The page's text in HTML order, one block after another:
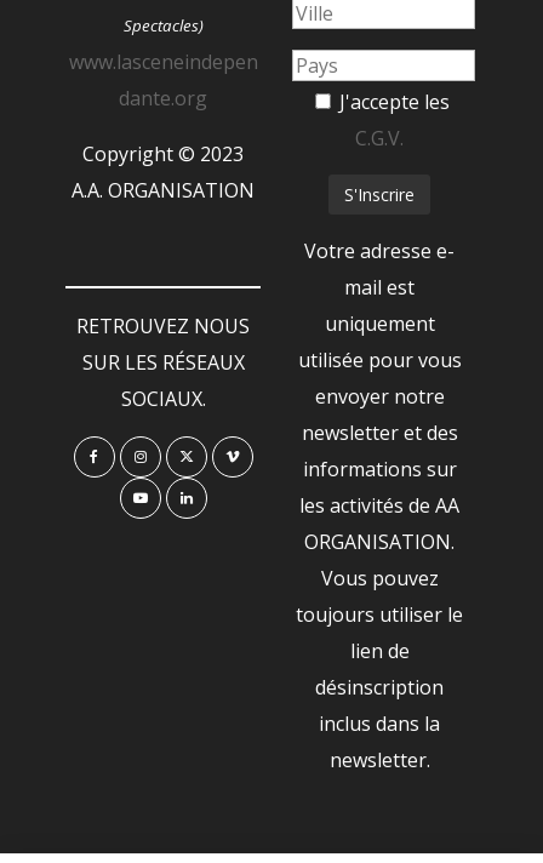
Spectacles)
www.lasceneindepen
dante.org
Copyright © 2023
A.A. ORGANISATION
RETROUVEZ NOUS
SUR LES RÉSEAUX
SOCIAUX.
J'accepte les
C.G.V.
Votre adresse e-
mail est
uniquement
utilisée pour vous
envoyer notre
newsletter et des
informations sur
les activités de AA
ORGANISATION.
Vous pouvez
toujours utiliser le
lien de
désinscription
inclus dans la
newsletter.